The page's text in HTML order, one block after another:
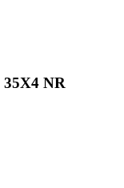
NR